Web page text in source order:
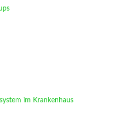
im Krankenhaus